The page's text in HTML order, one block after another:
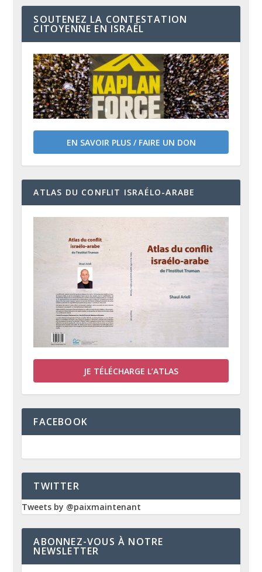
SOUTENEZ LA CONTESTATION
CITOYENNE EN ISRAËL
EN SAVOIR PLUS / FAIRE UN DON
ATLAS DU CONFLIT ISRAÉLO-ARABE
JE TÉLÉCHARGE L’ATLAS
FACEBOOK
TWITTER
Tweets by @paixmaintenant
ABONNEZ-VOUS À NOTRE
NEWSLETTER